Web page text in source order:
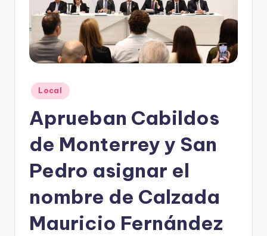
Publicado
en
Local
Aprueban Cabildos
de Monterrey y San
Pedro asignar el
nombre de Calzada
Mauricio Fernández